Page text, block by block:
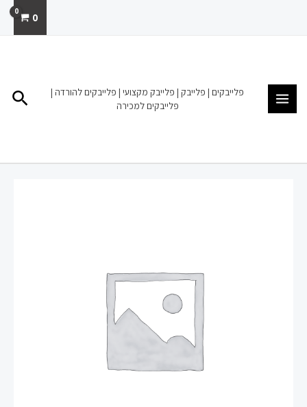
0
פלייבקים | פלייבק | פלייבק מקצועי | פלייבקים להורדה |
פלייבקים למכירה